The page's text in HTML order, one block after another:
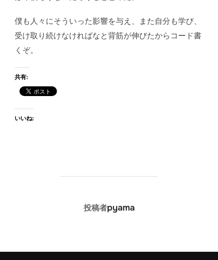
僕も人々にそういった影響を与え、また自分も学び、
受け取り続けなければなと背筋が伸びたからコード書
くぞ。
共有:
いいね:
投稿者
投稿者pyama